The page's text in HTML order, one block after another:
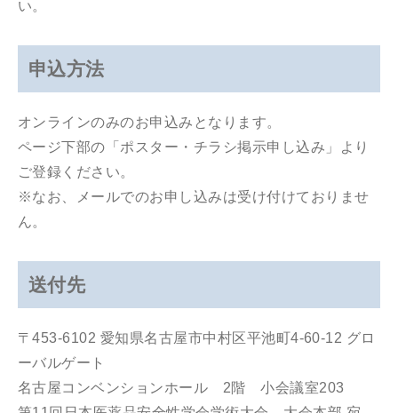
い。
申込方法
オンラインのみのお申込みとなります。
ページ下部の「ポスター・チラシ掲示申し込み」より
ご登録ください。
※なお、メールでのお申し込みは受け付けておりませ
ん。
送付先
〒453-6102 愛知県名古屋市中村区平池町4-60-12 グロ
ーバルゲート
名古屋コンベンションホール 2階 小会議室203